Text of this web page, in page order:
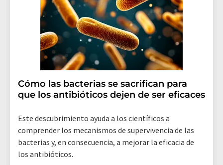
revoke@lumitos.com . Además, en cada correo
electrónico se incluye un enlace para anular la
suscripción al boletín informativo correspondiente.
Cómo las bacterias se sacrifican para
que los antibióticos dejen de ser eficaces
Este descubrimiento ayuda a los científicos a
comprender los mecanismos de supervivencia de las
bacterias y, en consecuencia, a mejorar la eficacia de
los antibióticos.